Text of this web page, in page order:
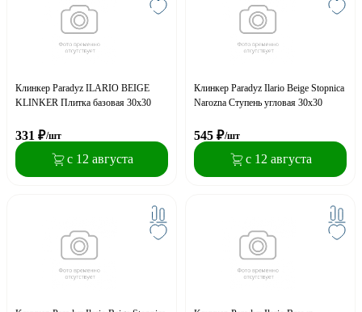
Клинкер Paradyz ILARIO BEIGE
KLINKER Плитка базовая 30x30
331 ₽/шт
с 12 августа
Клинкер Paradyz Ilario Beige Stopnica
Narozna Ступень угловая 30х30
545 ₽/шт
с 12 августа